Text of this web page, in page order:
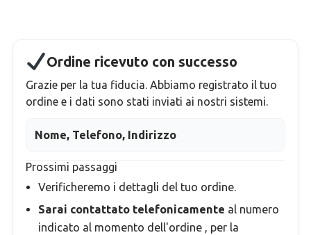
Ordine ricevuto con successo
Grazie per la tua fiducia. Abbiamo registrato il tuo
ordine e i dati sono stati inviati ai nostri sistemi.
Nome, Telefono, Indirizzo
Prossimi passaggi
Verificheremo i dettagli del tuo ordine.
Sarai contattato telefonicamente al numero
indicato al momento dell'ordine , per la